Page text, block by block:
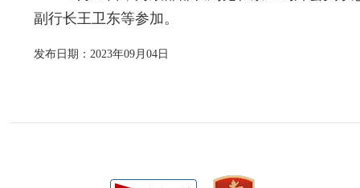
副行长王卫东等参加。
发布日期：2023年09月04日